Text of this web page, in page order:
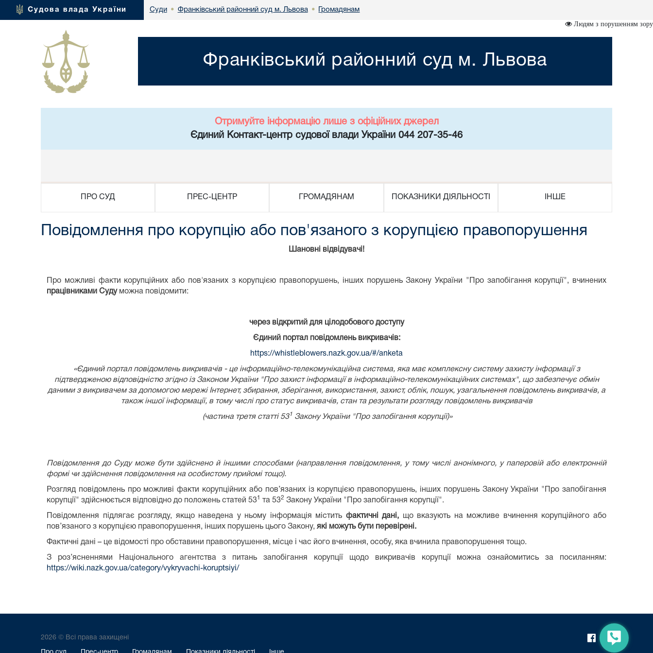
Судова влада України Суди • Франківський районний суд м. Львова • Громадянам
Людям з порушенням зору
Франківський районний суд м. Львова
Отримуйте інформацію лише з офіційних джерел
Єдиний Контакт-центр судової влади України 044 207-35-46
ПРО СУД ПРЕС-ЦЕНТР ГРОМАДЯНАМ ПОКАЗНИКИ ДІЯЛЬНОСТІ ІНШЕ
Повідомлення про корупцію або пов'язаного з корупцією правопорушення
Шановні відвідувачі!
Про можливі факти корупційних або пов'язаних з корупцією правопорушень, інших порушень Закону України "Про запобігання корупції", вчинених
працівниками Судуможна повідомити:
через відкритий для цілодобового доступу
Єдиний портал повідомлень викривачів:
https://whistleblowers.nazk.gov.ua/#/anketa
«Єдиний портал повідомлень викривачів - це інформаційно-телекомунікаційна система, яка має комплексну систему захисту інформації з
підтвердженою відповідністю згідно із Законом України"Про захист інформації в інформаційно-телекомунікаційних системах", що забезпечує обмін
даними з викривачем за допомогою мережі Інтернет, збирання, зберігання, використання, захист, облік, пошук, узагальнення повідомлень викривачів, а
також іншої інформації, в тому числі про статус викривачів, стан та результати розгляду повідомлень викривачів
(частина третя статті 531 Закону України "Про запобігання корупції)»
Повідомлення до Суду може бути здійснено й іншими способами (направлення повідомлення, у тому числі анонімного, у паперовій або електронній
формі чи здійснення повідомлення на особистому прийомі тощо).
Розгляд повідомлень про можливі факти корупційних або пов’язаних із корупцією правопорушень, інших порушень Закону України "Про запобігання
корупції" здійснюється відповідно до положень статей 531 та 532 Закону України "Про запобігання корупції".
Повідомлення підлягає розгляду, якщо наведена у ньому інформація містить фактичні дані, що вказують на можливе вчинення корупційного або
пов’язаного з корупцією правопорушення, інших порушень цього Закону, які можуть бути перевірені.
Фактичні дані – це відомості про обставини правопорушення, місце і час його вчинення, особу, яка вчинила правопорушення тощо.
З роз’ясненнями Національного агентства з питань запобігання корупції щодо викривачів корупції можна ознайомитись за посиланням:
https://wiki.nazk.gov.ua/category/vykryvachi-koruptsiyi/
2026 © Всі права захищені